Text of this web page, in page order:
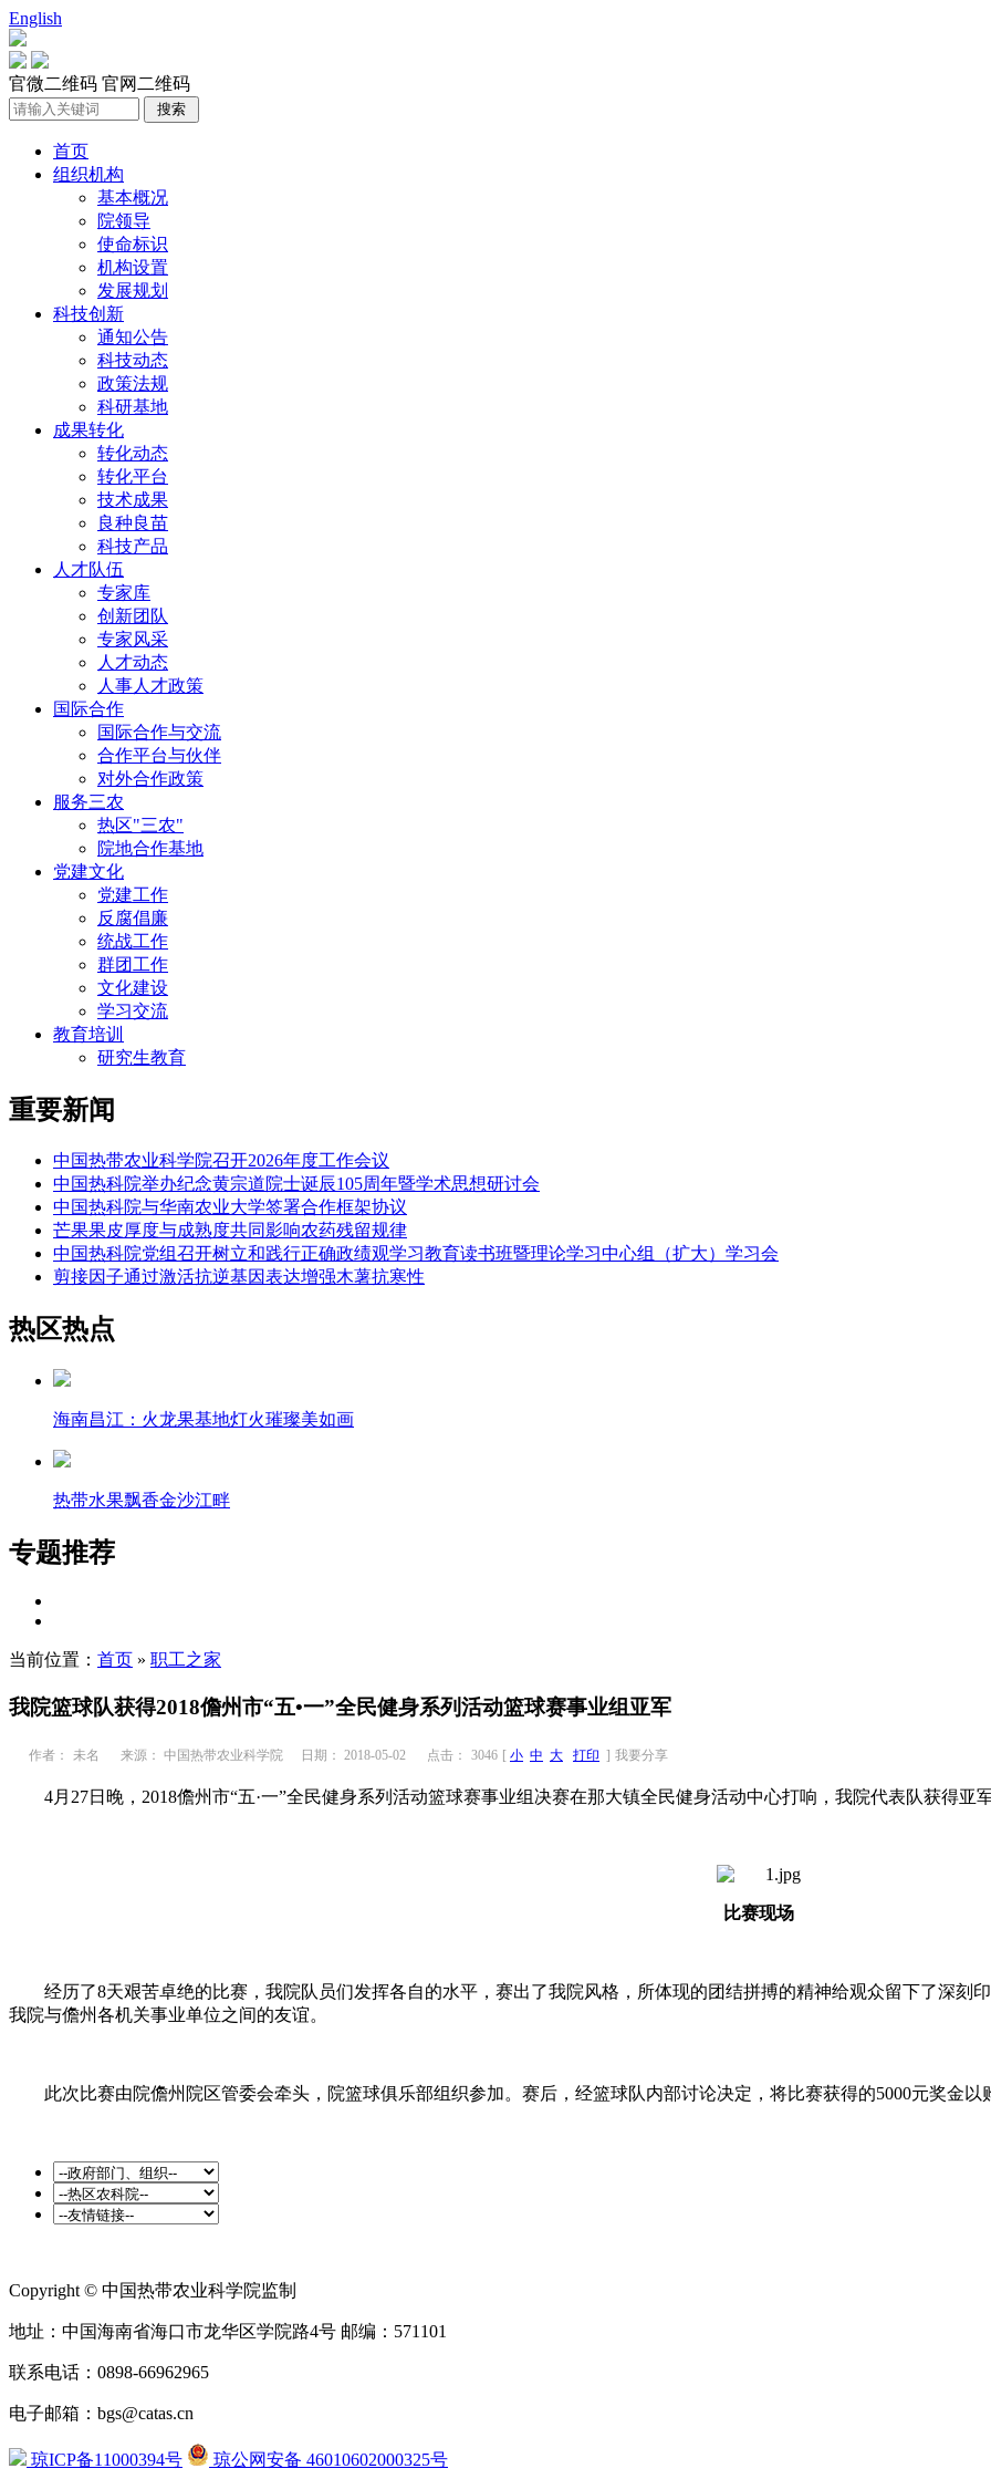
English
官微二维码 官网二维码
首页
组织机构
基本概况
院领导
使命标识
机构设置
发展规划
科技创新
通知公告
科技动态
政策法规
科研基地
成果转化
转化动态
转化平台
技术成果
良种良苗
科技产品
人才队伍
专家库
创新团队
专家风采
人才动态
人事人才政策
国际合作
国际合作与交流
合作平台与伙伴
对外合作政策
服务三农
热区"三农"
院地合作基地
党建文化
党建工作
反腐倡廉
统战工作
群团工作
文化建设
学习交流
教育培训
研究生教育
重要新闻
中国热带农业科学院召开2026年度工作会议
中国热科院举办纪念黄宗道院士诞辰105周年暨学术思想研讨会
中国热科院与华南农业大学签署合作框架协议
芒果果皮厚度与成熟度共同影响农药残留规律
中国热科院党组召开树立和践行正确政绩观学习教育读书班暨理论学习中心组（扩大）学习会
剪接因子通过激活抗逆基因表达增强木薯抗寒性
热区热点
海南昌江：火龙果基地灯火璀璨美如画
热带水果飘香金沙江畔
专题推荐
当前位置： 首页 » 职工之家
我院篮球队获得2018儋州市“五•一”全民健身系列活动篮球赛事业组亚军
作者： 未名 来源： 中国热带农业科学院 日期： 2018-05-02 点击： 3046 [ 小 中 大 打印 ] 我要分享
4月27日晚，2018儋州市“五·一”全民健身系列活动篮球赛事业组决赛在那大镇全民健身活动中心打响，我院代表队获得亚
比赛现场
经历了8天艰苦卓绝的比赛，我院队员们发挥各自的水平，赛出了我院风格，所体现的团结拼搏的精神给观众留下了深刻
我院与儋州各机关事业单位之间的友谊。
此次比赛由院儋州院区管委会牵头，院篮球俱乐部组织参加。赛后，经篮球队内部讨论决定，将比赛获得的5000元奖金以
Copyright © 中国热带农业科学院监制
地址：中国海南省海口市龙华区学院路4号 邮编：571101
联系电话：0898-66962965
电子邮箱：bgs@catas.cn
琼ICP备11000394号 琼公网安备 46010602000325号